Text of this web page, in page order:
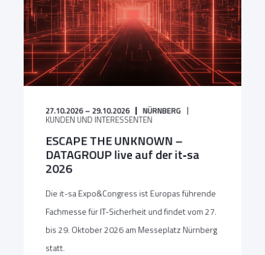
27.10.2026 – 29.10.2026 NÜRNBERG
KUNDEN UND INTERESSENTEN
ESCAPE THE UNKNOWN –
DATAGROUP live auf der it‑sa
2026
Die it-sa Expo&Congress ist Europas führende
Fachmesse für IT-Sicherheit und findet vom 27.
bis 29. Oktober 2026 am Messeplatz Nürnberg
statt.